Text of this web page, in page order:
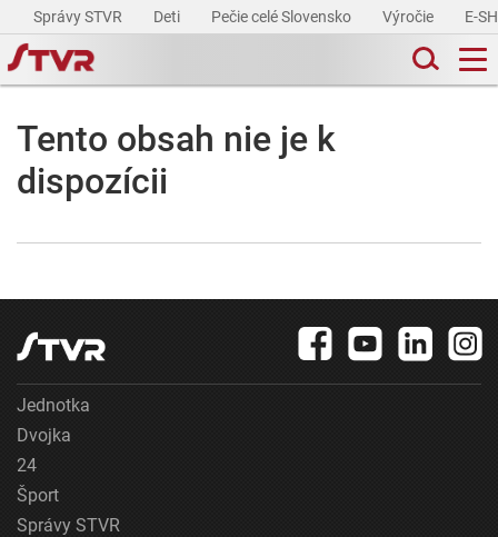
Správy STVR Deti Pečie celé Slovensko Výročie E-
Tento obsah nie je k
dispozícii
Jednotka
Dvojka
24
Šport
Správy STVR